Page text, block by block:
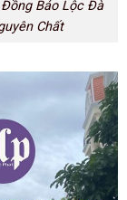
Bảo Lộc Đà
Chất